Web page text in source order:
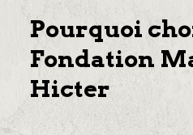
Pourquoi
Fondation
Hicter